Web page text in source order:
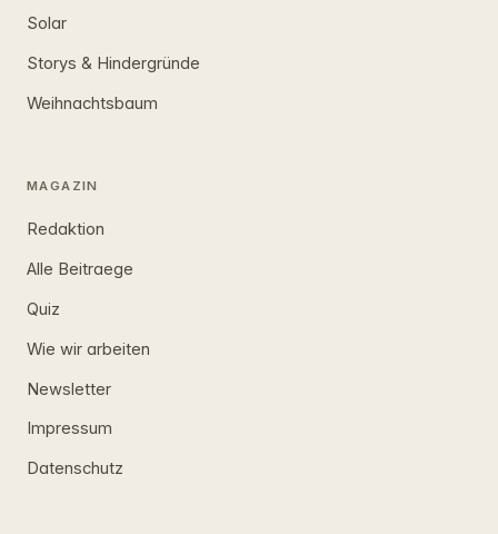
Solar
Storys & Hindergründe
Weihnachtsbaum
MAGAZIN
Redaktion
Alle Beitraege
Quiz
Wie wir arbeiten
Newsletter
Impressum
Datenschutz